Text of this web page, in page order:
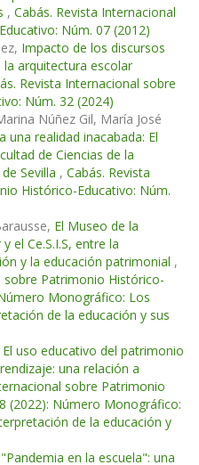
, Cabás. Revista Internacional
Núm. 07 (2012)
Impacto de los discursos
arquitectura escolar
Revista Internacional sobre
Núm. 32 (2024)
Núñez Gil, María José
una realidad inacabada: El
de Ciencias de la
Sevilla , Cabás. Revista
Histórico-Educativo: Núm.
El Museo de la
el Ce.S.I.S, entre la
y la educación patrimonial ,
sobre Patrimonio Histórico-
Monográfico: Los
de la educación y sus
El uso educativo del patrimonio
una relación a
sobre Patrimonio
(2022): Número Monográfico:
de la educación y
"Pandemia en la escuela": una